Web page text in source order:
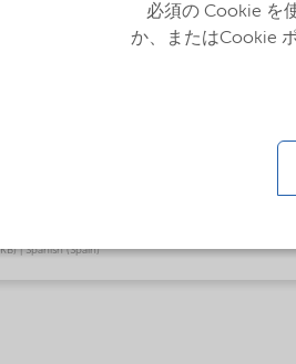
handling of our fatty amine
| English
C-500-1 (English US)
| English
C-500-1 (Español)
| Spanish (Spain)
必須の Cookie を
か、またはCookie